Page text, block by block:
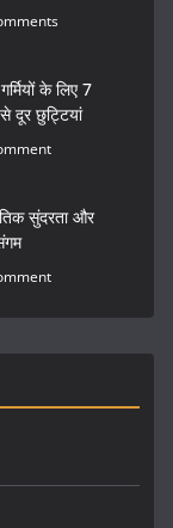
के लिए 7
दूर छुट्टियां
सुंदरता और